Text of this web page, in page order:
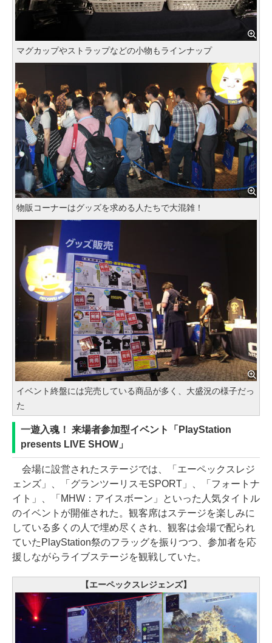
マグカップやストラップなどの小物もラインナップ
物販コーナーはグッズを求める人たちで大混雑！
イベント終盤には完売している商品が多く、大盛況の様子だっ
た
一遊入魂！ 来場者参加型イベント「PlayStation
presents LIVE SHOW」
会場に設営されたステージでは、「エーペックスレジ
ェンズ」、「グランツーリスモSPORT」、「フォートナ
イト」、「MHW：アイスボーン」といった人気タイトル
のイベントが開催された。観客席はステージを楽しみに
している多くの人で埋め尽くされ、観客は会場で配られ
ていたPlayStation祭のフラッグを振りつつ、参加者を応
援しながらライブステージを観戦していた。
【エーペックスレジェンズ】